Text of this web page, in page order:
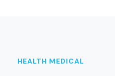
HEALTH MEDICAL